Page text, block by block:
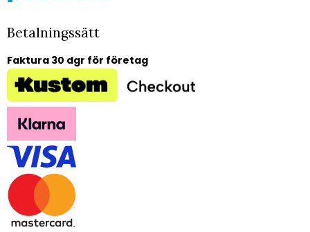
Betalningssätt
Faktura 30 dgr för företag